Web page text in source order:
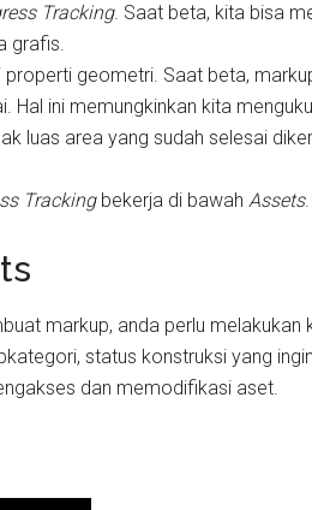
Tracking. Saat beta, kita bisa
grafis.
geometri. Saat beta,
Hal ini memungkinkan kita
luas area yang sudah selesai
Tracking bekerja di bawah Assets.
markup, anda perlu melakukan
status konstruksi yang
dan memodifikasi aset.